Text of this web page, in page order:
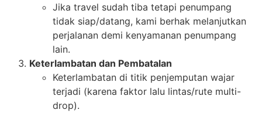
Jika travel sudah tiba tetapi penumpang
tidak siap/datang, kami berhak melanjutkan
perjalanan demi kenyamanan penumpang
lain.
Keterlambatan dan Pembatalan
Keterlambatan di titik penjemputan wajar
terjadi (karena faktor lalu lintas/rute multi-
drop).